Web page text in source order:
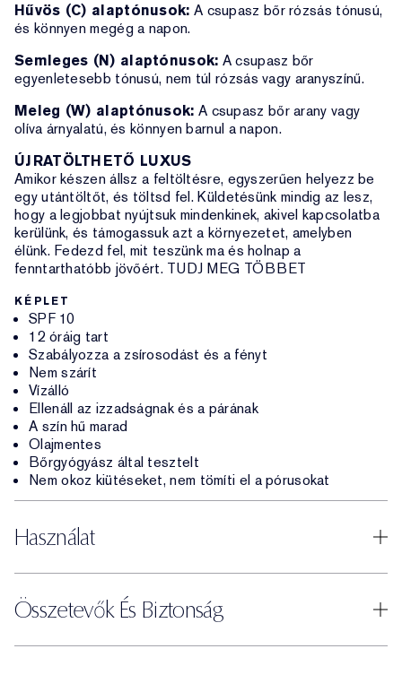
Hűvös (C) alaptónusok: A csupasz bőr rózsás tónusú,
és könnyen megég a napon.
Semleges (N) alaptónusok: A csupasz bőr
egyenletesebb tónusú, nem túl rózsás vagy aranyszínű.
Meleg (W) alaptónusok: A csupasz bőr arany vagy
olíva árnyalatú, és könnyen barnul a napon.
ÚJRATÖLTHETŐ LUXUS
Amikor készen állsz a feltöltésre, egyszerűen helyezz be
egy utántöltőt, és töltsd fel. Küldetésünk mindig az lesz,
hogy a legjobbat nyújtsuk mindenkinek, akivel kapcsolatba
kerülünk, és támogassuk azt a környezetet, amelyben
élünk. Fedezd fel, mit teszünk ma és holnap a
fenntarthatóbb jövőért. TUDJ MEG TÖBBET
KÉPLET
SPF 10
12 óráig tart
Szabályozza a zsírosodást és a fényt
Nem szárít
Vízálló
Ellenáll az izzadságnak és a párának
A szín hű marad
Olajmentes
Bőrgyógyász által tesztelt
Nem okoz kiütéseket, nem tömíti el a pórusokat
Használat
Összetevők És Biztonság